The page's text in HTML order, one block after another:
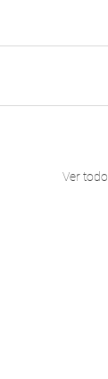
Ver todo